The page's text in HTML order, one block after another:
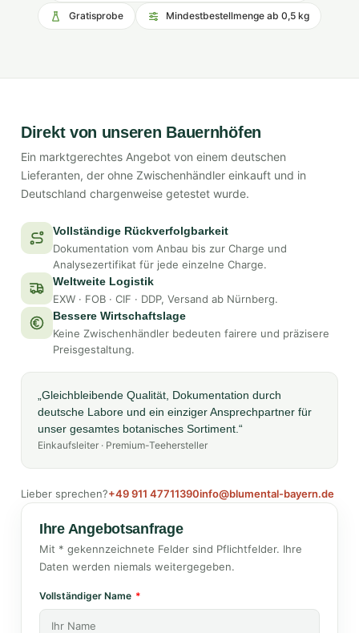
Gratisprobe Mindestbestellmenge ab 0,5 kg
Direkt von unseren Bauernhöfen
Ein marktgerechtes Angebot von einem deutschen
Lieferanten, der ohne Zwischenhändler einkauft und in
Deutschland chargenweise getestet wurde.
Vollständige Rückverfolgbarkeit
Dokumentation vom Anbau bis zur Charge und
Analysezertifikat für jede einzelne Charge.
Weltweite Logistik
EXW · FOB · CIF · DDP, Versand ab Nürnberg.
Bessere Wirtschaftslage
Keine Zwischenhändler bedeuten fairere und präzisere
Preisgestaltung.
„Gleichbleibende Qualität, Dokumentation durch
deutsche Labore und ein einziger Ansprechpartner für
unser gesamtes botanisches Sortiment.“
Einkaufsleiter · Premium-Teehersteller
Lieber sprechen?+49 911 47711390info@blumental-bayern.de
Ihre Angebotsanfrage
Mit * gekennzeichnete Felder sind Pflichtfelder. Ihre
Daten werden niemals weitergegeben.
Vollständiger Name